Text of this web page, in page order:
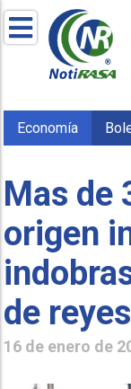
Economía
Mas de
origen
de
16 de enero de